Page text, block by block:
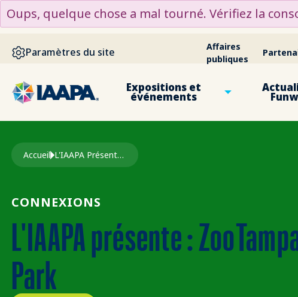
ALLER AU CONTENU PRINCIPAL
Oups, quelque chose a mal tourné. Vérifiez la
Paramètres du site
Affaires
publiques
Expositions et
événements
Fil d'Ariane
Accueil L'IAAPA Présente : ZooTampa À Lowry Park
CONNEXIONS
L'IAAPA présente :
Park